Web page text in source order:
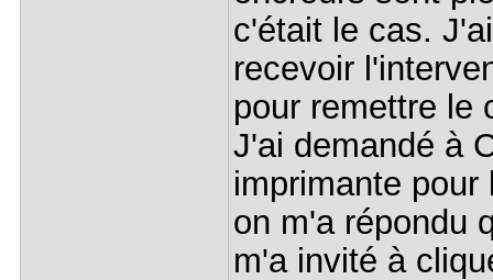
c'était le cas.
recevoir
pour remettre
J'ai demandé à
imprimante
on m'a répondu
m'a invité à